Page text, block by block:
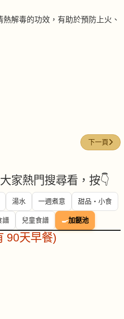
解毒的功效，有助於預防上火、
+ 新鮮出爐叉燒 下一篇文章
下一頁
家熱門搜尋看，按👇
湯水 一週煮意 甜品・小食
譜 兒童食譜 🍳加餸池
90天早餐)